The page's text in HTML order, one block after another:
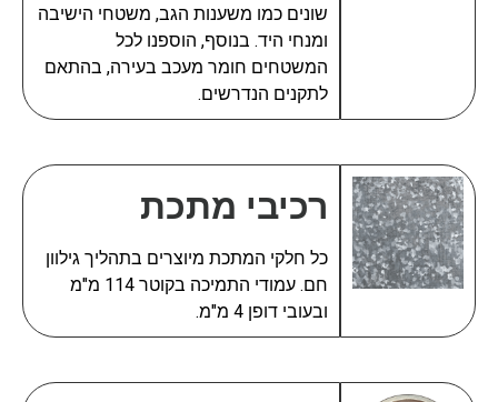
שונים כמו משענות הגב, משטחי הישיבה
ומנחי היד. בנוסף, הוספנו לכל
המשטחים חומר מעכב בעירה, בהתאם
לתקנים הנדרשים.
רכיבי מתכת
כל חלקי המתכת מיוצרים בתהליך גילוון
חם. עמודי התמיכה בקוטר 114 מ"מ
ובעובי דופן 4 מ"מ.